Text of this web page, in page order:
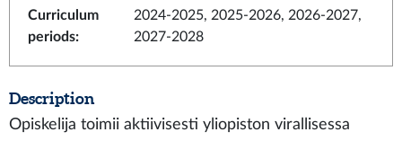
Curriculum
periods:
2024-2025, 2025-2026, 2026-2027,
2027-2028
Description
Opiskelija toimii aktiivisesti yliopiston virallisessa